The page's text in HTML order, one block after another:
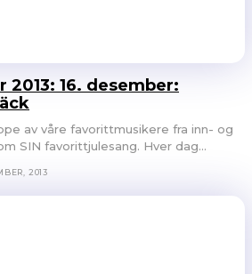
16. desember:
av våre favorittmusikere fra inn- og
SIN favorittjulesang. Hver dag...
2013